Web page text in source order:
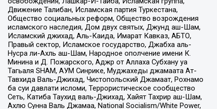
Движение Талибан, Исламская партия Туркестана,
Общество социальных реформ, Общество возрождения
исламского наследия, Дом двух святых, Джунд аш-Шам,
Исламский джихад, Аль-Каида, Имарат Кавказ, АБТО,
Правый сектор, Исламское государство, Джабха аль-
Нусра ли-Ахль аш-Шам, Народное ополчение имени К.
Минина и Д. Пожарского, Аджр от Аллаха Субхану уа
Тагьаля SHAM, АУМ Синрике, Муджахеды джамаата Ат-
Тавхида Валь-Джихад, Чистопольский Джамаат, Рохнамо
ба суи давлати исломи, Террористическое сообщество
Сеть, Катиба Таухид валь-Джихад, Хайят Тахрир аш-Шам,
Ахлю Сунна Валь Джамаа, National Socialism/White Power,